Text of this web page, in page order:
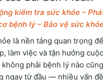
đoạn đầu thai kỳ, đặc biệt
bầu có trải qua những
do sự thay đổi nồng độ
thai tuần thứ 4 thường
Thay đổi ở tuyến vú:
và căng tức ngực là một
kiểm tra sức khỏe –
bệnh lý – Bảo vệ sức
là nền tảng quan trọng
làm việc và tận hưởng
không phải bệnh lý nào
ngay từ đầu — nhiều vấn